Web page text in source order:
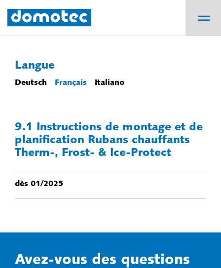
Langue
Deutsch Français Italiano
9.1 Instructions de montage et de
planification Rubans chauffants
Therm-, Frost- & Ice-Protect
dès 01/2025
Avez-vous des questions